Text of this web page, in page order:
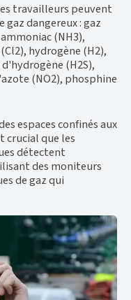
travailleurs peuvent
dangereux : gaz
(NH3),
hydrogène (H2),
(H2S),
(NO2), phosphine
espaces confinés aux
crucial que les
détectent
des moniteurs
de gaz qui